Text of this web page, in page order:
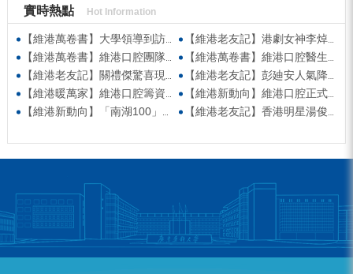
實時熱點 Hot Information
【維港萬卷書】大學領導到訪維港口腔參觀交流 高度讚賞院感消毒與規範化管理
【維港老友記】港劇女神李焯寧現身維港口腔擔任一日店長，分享護牙心得
【維港萬卷書】維港口腔團隊走進香港書展 感受閱讀力量拓寬專業視野
【維港萬卷書】維港口腔醫生團隊受邀參與美國登士柏西諾德專題研討 聚焦無牙頜種植修復前沿策略
【維港老友記】關禮傑驚喜現身維港口腔出任明星一日CEO 即場演繹同分享經驗！
【維港老友記】彭廸安人氣降臨維港口腔任明星一日店長 勁歌熱舞快閃表演點燃全場！
【維港暖萬家】維港口腔籌資捐款援助廣西洪澇災區 攜手香港廣西南寧同鄉會共獻愛心
【維港新動向】維港口腔正式獲聘為「羅湖區社會醫療機構行業協會監事單位」
【維港新動向】「南湖100」品牌發佈會 維港口腔獲評「突出貢獻企業」殊榮
【維港老友記】香港明星湯俊明驚喜現身維港口腔 擔任明星一日店長！